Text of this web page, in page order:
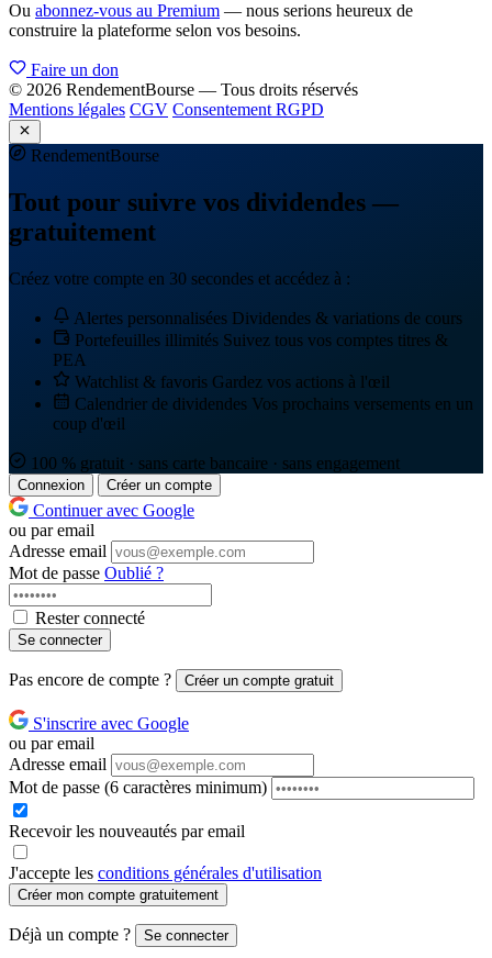
Ou abonnez-vous au Premium — nous serions heureux de
construire la plateforme selon vos besoins.
Faire un don
© 2026 RendementBourse — Tous droits réservés
Mentions légales CGV Consentement RGPD
RendementBourse
Tout pour suivre vos dividendes —
gratuitement
Créez votre compte en 30 secondes et accédez à :
Alertes personnalisées Dividendes & variations de cours
Portefeuilles illimités Suivez tous vos comptes titres &
PEA
Watchlist & favoris Gardez vos actions à l'œil
Calendrier de dividendes Vos prochains versements en un
coup d'œil
100 % gratuit · sans carte bancaire · sans engagement
Connexion Créer un compte
Continuer avec Google
ou par email
Adresse email
Mot de passe Oublié ?
Rester connecté
Se connecter
Pas encore de compte ? Créer un compte gratuit
S'inscrire avec Google
ou par email
Adresse email
Mot de passe (6 caractères minimum)
Recevoir les nouveautés par email
J'accepte les conditions générales d'utilisation
Créer mon compte gratuitement
Déjà un compte ? Se connecter